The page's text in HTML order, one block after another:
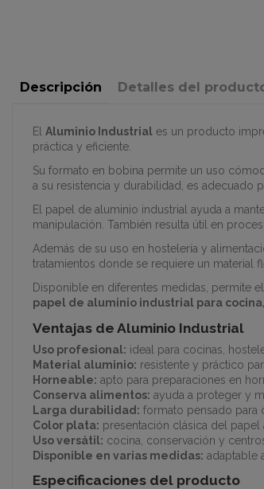
Descripción Detalles del
El Aluminio Industrial es un producto
práctica y eficiente.
Su formato en bobina permite un uso
a su resistencia y durabilidad, es adecuado
El papel de aluminio industrial ayuda a
manipulación. También resulta útil en
Además de su uso en hostelería y
tratamientos donde se requiere un material
Disponible en diferentes medidas, permite
papel de aluminio industrial para
Ventajas de Aluminio Industrial
Uso profesional: ideal para cocinas,
Material aluminio: resistente y práctico
Horneable: apto para preparaciones en
Conserva alimentos: ayuda a proteger y
Larga durabilidad: formato pensado para
Color plata: presentación clásica del papel
Uso versátil: cocina, conservación y
Disponible en varias medidas: adaptable
Especificaciones del producto